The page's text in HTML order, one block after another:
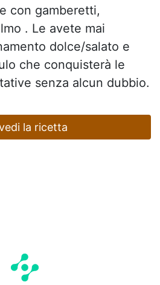
con gamberetti,
. Le avete mai
dolce/salato e
che conquisterà le
senza alcun dubbio.
la ricetta